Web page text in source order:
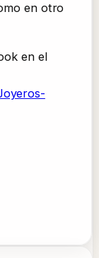
en otro
en el